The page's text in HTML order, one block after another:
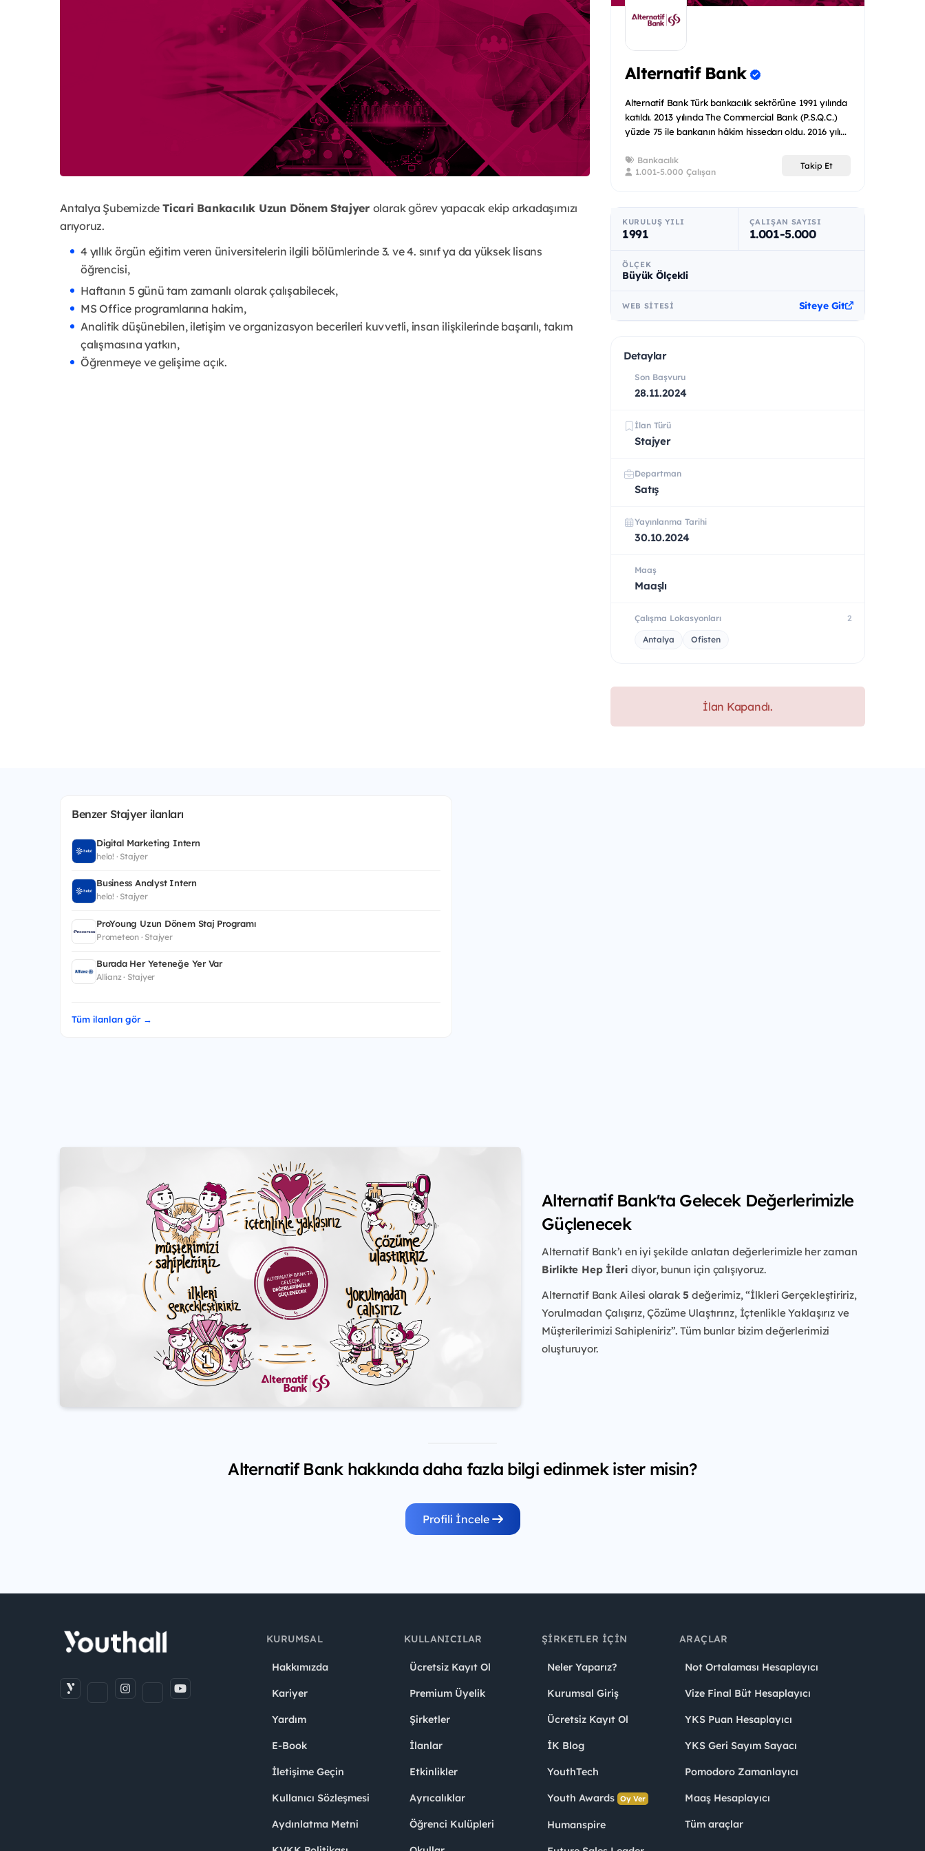
Antalya Şubemizde Ticari Bankacılık Uzun Dönem Stajyer olarak görev yapacak ekip arkadaşımızı
arıyoruz.
4 yıllık örgün eğitim veren üniversitelerin ilgili bölümlerinde 3. ve 4. sınıf ya da yüksek lisans
öğrencisi,
Haftanın 5 günü tam zamanlı olarak çalışabilecek,
MS Office programlarına hakim,
Analitik düşünebilen, iletişim ve organizasyon becerileri kuvvetli, insan ilişkilerinde başarılı, takım
çalışmasına yatkın,
Öğrenmeye ve gelişime açık.
Alternatif Bank
Alternatif Bank Türk bankacılık sektörüne 1991 yılında
katıldı. 2013 yılında The Commercial Bank (P.S.Q.C.)
yüzde 75 ile bankanın hâkim hissedarı oldu. 2016 yılı...
Bankacılık
1.001-5.000 Çalışan
Takip Et
KURULUŞ YILI
1991
ÇALIŞAN SAYISI
1.001-5.000
ÖLÇEK
Büyük Ölçekli
WEB SITESI Siteye Git
Detaylar
Son Başvuru
28.11.2024
İlan Türü
Stajyer
Departman
Satış
Yayınlanma Tarihi
30.10.2024
Maaş
Maaşlı
Çalışma Lokasyonları 2
Antalya Ofisten
İlan Kapandı.
Benzer Stajyer ilanları
Digital Marketing Intern
helo! · Stajyer
Business Analyst Intern
helo! · Stajyer
ProYoung Uzun Dönem Staj Programı
Prometeon · Stajyer
Burada Her Yeteneğe Yer Var
Allianz · Stajyer
Tüm ilanları gör →
Alternatif Bank'ta Gelecek Değerlerimizle
Güçlenecek
Alternatif Bank’ı en iyi şekilde anlatan değerlerimizle her zaman
Birlikte Hep İleri diyor, bunun için çalışıyoruz.
Alternatif Bank Ailesi olarak5 değerimiz, “İlkleri Gerçekleştiririz,
Yorulmadan Çalışırız, Çözüme Ulaştırırız, İçtenlikle Yaklaşırız ve
Müşterilerimizi Sahipleniriz”. Tüm bunlar bizim değerlerimizi
oluşturuyor.
Alternatif Bank hakkında daha fazla bilgi edinmek ister misin?
Profili İncele
KURUMSAL
Hakkımızda
Kariyer
Yardım
E-Book
İletişime Geçin
Kullanıcı Sözleşmesi
Aydınlatma Metni
KULLANICILAR
Ücretsiz Kayıt Ol
Premium Üyelik
Şirketler
İlanlar
Etkinlikler
Ayrıcalıklar
Öğrenci Kulüpleri
ŞIRKETLER İÇIN
Neler Yaparız?
Kurumsal Giriş
Ücretsiz Kayıt Ol
İK Blog
YouthTech
Youth Awards Oy Ver
Humanspire
ARAÇLAR
Not Ortalaması Hesaplayıcı
Vize Final Büt Hesaplayıcı
YKS Puan Hesaplayıcı
YKS Geri Sayım Sayacı
Pomodoro Zamanlayıcı
Maaş Hesaplayıcı
Tüm araçlar